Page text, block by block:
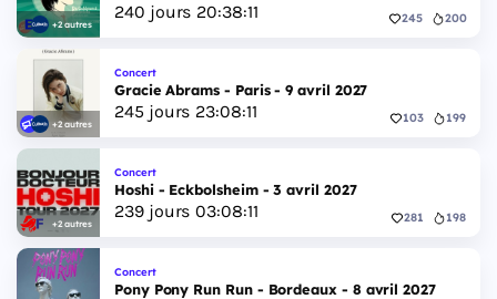
+2 autres
240 jours 20:38:10 245 200
+2 autres
Concert
Gracie Abrams - Paris - 9 avril 2027
245 jours 23:08:10 103 199
+2 autres
Concert
Hoshi - Eckbolsheim - 3 avril 2027
239jours 03:08:10 281 198
Concert
Pony Pony Run Run - Bordeaux - 8 avril 2027